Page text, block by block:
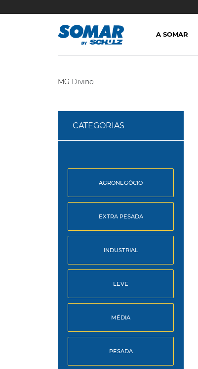
MG Divino
CATEGORIAS
AGRONEGÓCIO
EXTRA PESADA
INDUSTRIAL
LEVE
MÉDIA
PESADA
A SOMAR